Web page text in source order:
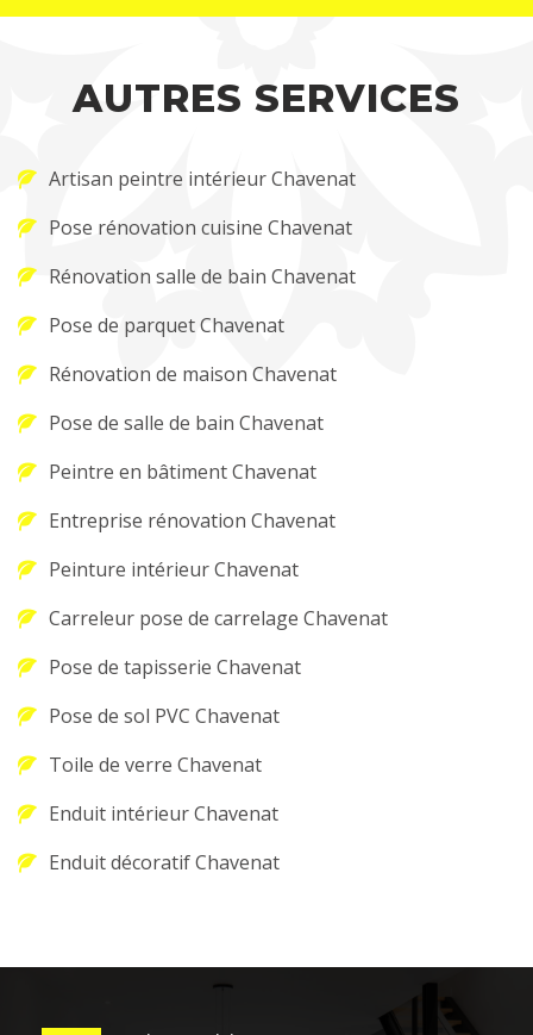
AUTRES SERVICES
Artisan peintre intérieur Chavenat
Pose rénovation cuisine Chavenat
Rénovation salle de bain Chavenat
Pose de parquet Chavenat
Rénovation de maison Chavenat
Pose de salle de bain Chavenat
Peintre en bâtiment Chavenat
Entreprise rénovation Chavenat
Peinture intérieur Chavenat
Carreleur pose de carrelage Chavenat
Pose de tapisserie Chavenat
Pose de sol PVC Chavenat
Toile de verre Chavenat
Enduit intérieur Chavenat
Enduit décoratif Chavenat